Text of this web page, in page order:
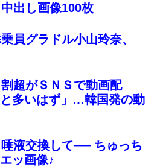
出し画像100枚
員グラドル小山玲奈、
超がＳＮＳで動画配
多いはず」…韓国発の動
液交換して── ちゅっち
ッ画像♪